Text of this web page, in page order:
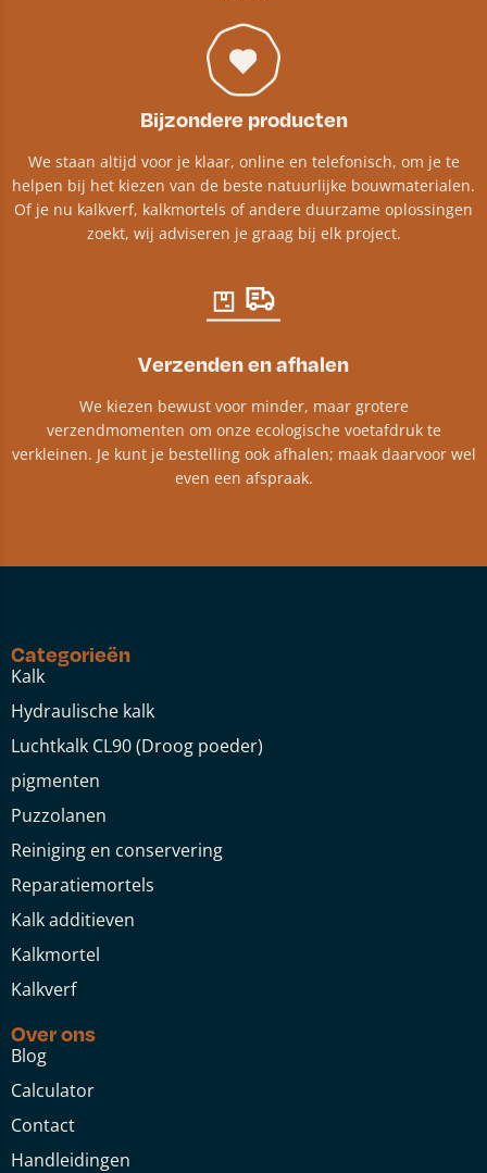
Bijzondere producten
We staan altijd voor je klaar, online en telefonisch, om je te
helpen bij het kiezen van de beste natuurlijke bouwmaterialen.
Of je nu kalkverf, kalkmortels of andere duurzame oplossingen
zoekt, wij adviseren je graag bij elk project.​
Verzenden en afhalen
We kiezen bewust voor minder, maar grotere
verzendmomenten om onze ecologische voetafdruk te
verkleinen. Je kunt je bestelling ook afhalen; maak daarvoor wel
even een afspraak.
Categorieën
Kalk
Hydraulische kalk
Luchtkalk CL90 (Droog poeder)
pigmenten
Puzzolanen
Reiniging en conservering
Reparatiemortels
Kalk additieven
Kalkmortel
Kalkverf
Over ons
Blog
Calculator
Contact
Handleidingen